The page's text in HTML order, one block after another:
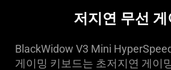
저지연 무선 게
BlackWidow V3 Mini
게이밍 키보드는 초저지연 게이